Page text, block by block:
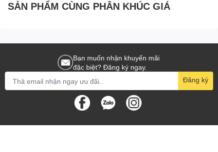
SẢN PHẨM CÙNG PHÂN KHÚC GIÁ
Bạn muốn nhận khuyến mãi
đặc biệt? Đăng ký ngay.
Đăng ký